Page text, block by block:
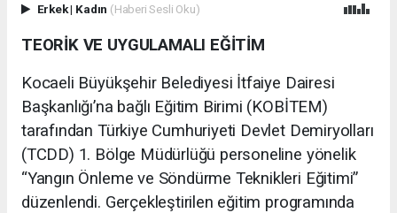
Erkek| Kadın (Haberi Sesli Oku)
TEORİK VE UYGULAMALI EĞİTİM
Kocaeli Büyükşehir Belediyesi İtfaiye Dairesi
Başkanlığı’na bağlı Eğitim Birimi (KOBİTEM)
tarafından Türkiye Cumhuriyeti Devlet Demiryolları
(TCDD) 1. Bölge Müdürlüğü personeline yönelik
“Yangın Önleme ve Söndürme Teknikleri Eğitimi”
düzenlendi. Gerçekleştirilen eğitim programında